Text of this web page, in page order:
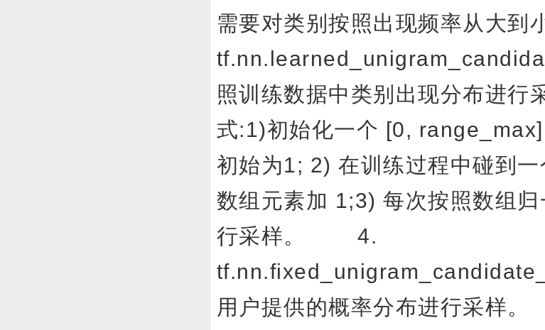
需要对类别按照出现频率从
照训练数据中类别出现分布进行
式:1)初始化一个 [0,
初始为1; 2) 在训练过程中碰到
数组元素加 1;3) 每次按照数组
行采样。 4.
用户提供的概率分布进行采样